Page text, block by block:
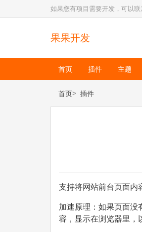
如果您有项目需要开发，可以联
果果开发
首页 插件 主题
首页 插件
支持将网站前台页面内
加速原理：如果页面没
容，显示在浏览器里，